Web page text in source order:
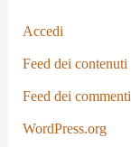
Accedi
Feed dei contenuti
Feed dei commenti
WordPress.org